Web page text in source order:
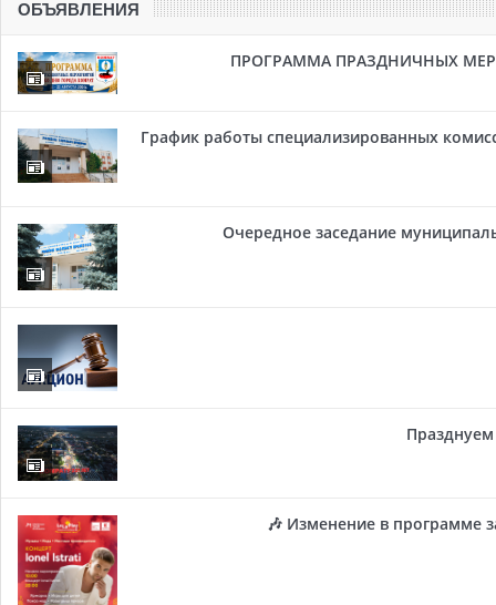
ОБЪЯВЛЕНИЯ
ПРОГРАММА ПРАЗДНИЧНЫХ
График работы специализированных
Очередное заседание
Празднуем
🎶 Изменение в программе